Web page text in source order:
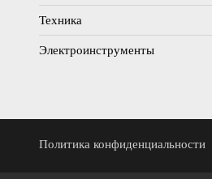
Техника
Электроинструменты
Политика конфиденциальности